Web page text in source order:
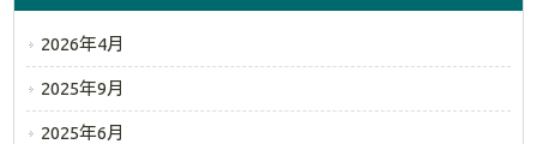
2026年4月
2025年9月
2025年6月